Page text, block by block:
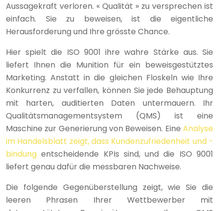
Aussagekraft verloren. « Qualität » zu versprechen ist
einfach. Sie zu beweisen, ist die eigentliche
Herausforderung und Ihre grösste Chance.
Hier spielt die ISO 9001 ihre wahre Stärke aus. Sie
liefert Ihnen die Munition für ein beweisgestütztes
Marketing. Anstatt in die gleichen Floskeln wie Ihre
Konkurrenz zu verfallen, können Sie jede Behauptung
mit harten, auditierten Daten untermauern. Ihr
Qualitätsmanagementsystem (QMS) ist eine
Maschine zur Generierung von Beweisen. Eine Analyse
im Handelsblatt zeigt, dass Kundenzufriedenheit und -
bindung entscheidende KPIs sind, und die ISO 9001
liefert genau dafür die messbaren Nachweise.
Die folgende Gegenüberstellung zeigt, wie Sie die
leeren Phrasen Ihrer Wettbewerber mit